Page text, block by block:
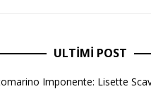
ULTIMI POST
Imponente: Lisette